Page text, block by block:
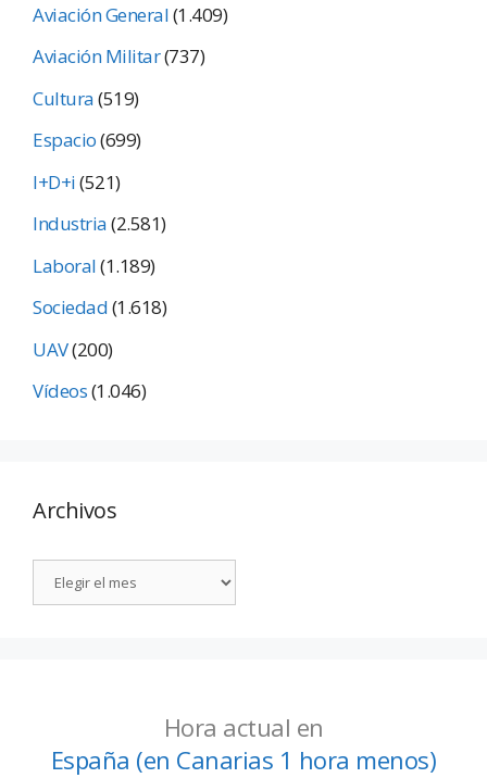
Aviación General(1.409)
Aviación Militar(737)
Cultura(519)
Espacio(699)
I+D+i(521)
Industria(2.581)
Laboral(1.189)
Sociedad(1.618)
UAV(200)
Vídeos(1.046)
Archivos
Hora actual en
España (en Canarias 1 hora menos)